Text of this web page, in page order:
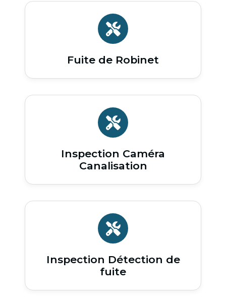
Fuite de Robinet
Inspection Caméra
Canalisation
Inspection Détection de
fuite